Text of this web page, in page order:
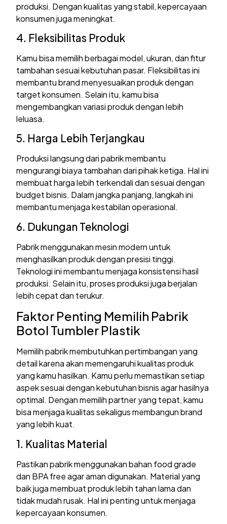
produksi. Dengan kualitas yang stabil, kepercayaan
konsumen juga meningkat.
4. Fleksibilitas Produk
Kamu bisa memilih berbagai model, ukuran, dan fitur
tambahan sesuai kebutuhan pasar. Fleksibilitas ini
membantu brand menyesuaikan produk dengan
target konsumen. Selain itu, kamu bisa
mengembangkan variasi produk dengan lebih
leluasa.
5. Harga Lebih Terjangkau
Produksi langsung dari pabrik membantu
mengurangi biaya tambahan dari pihak ketiga. Hal ini
membuat harga lebih terkendali dan sesuai dengan
budget bisnis. Dalam jangka panjang, langkah ini
membantu menjaga kestabilan operasional.
6. Dukungan Teknologi
Pabrik menggunakan mesin modern untuk
menghasilkan produk dengan presisi tinggi.
Teknologi ini membantu menjaga konsistensi hasil
produksi. Selain itu, proses produksi juga berjalan
lebih cepat dan terukur.
Faktor Penting Memilih Pabrik
Botol Tumbler Plastik
Memilih pabrik membutuhkan pertimbangan yang
detail karena akan memengaruhi kualitas produk
yang kamu hasilkan. Kamu perlu memastikan setiap
aspek sesuai dengan kebutuhan bisnis agar hasilnya
optimal. Dengan memilih partner yang tepat, kamu
bisa menjaga kualitas sekaligus membangun brand
yang lebih kuat.
1. Kualitas Material
Pastikan pabrik menggunakan bahan food grade
dan BPA free agar aman digunakan. Material yang
baik juga membuat produk lebih tahan lama dan
tidak mudah rusak. Hal ini penting untuk menjaga
kepercayaan konsumen.